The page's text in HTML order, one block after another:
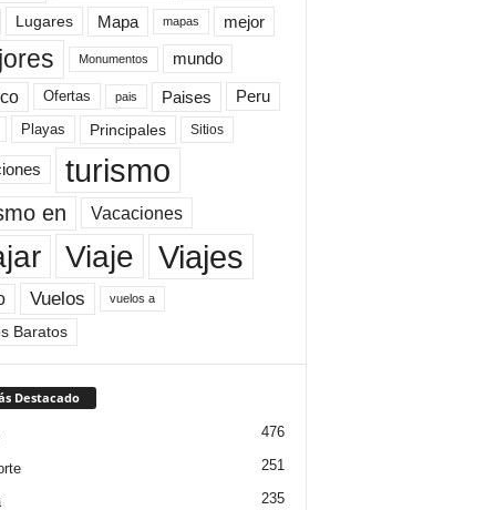
Lugares Mapa mapas mejor
Monumentos mundo
Ofertas pais Paises Peru
Playas Principales Sitios
turismo
en Vacaciones
Viaje Viajes
Vuelos vuelos a
Baratos
Destacado
476
251
235